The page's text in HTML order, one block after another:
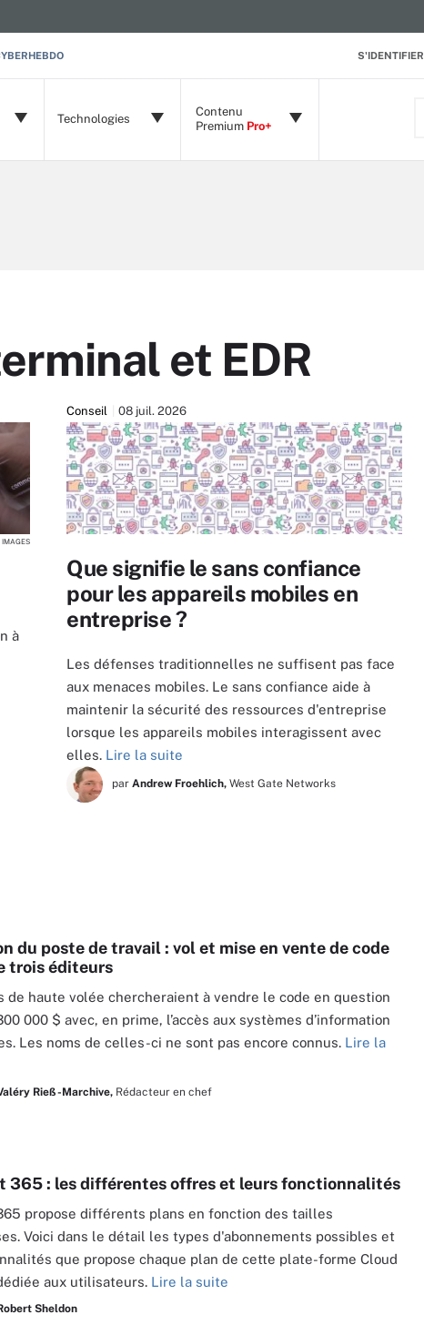
S'IDENTIFIER
Technologies
Contenu
Premium Pro+
et EDR
IMAGES
à
Conseil 08 juil. 2026
Que signifie le sans confiance
pour les appareils mobiles en
entreprise ?
Les défenses traditionnelles ne suffisent pas face
aux menaces mobiles. Le sans confiance aide à
maintenir la sécurité des ressources d'entreprise
lorsque les appareils mobiles interagissent avec
elles. Lire la suite
par Andrew Froehlich, West Gate Networks
du poste de travail : vol et mise en vente de code
trois éditeurs
de haute volée chercheraient à vendre le code en question
000 $ avec, en prime, l’accès aux systèmes d’information
Les noms de celles-ci ne sont pas encore connus. Lire la
Rieß-Marchive, Rédacteur en chef
365 : les différentes offres et leurs fonctionnalités
propose différents plans en fonction des tailles
Voici dans le détail les types d'abonnements possibles et
que propose chaque plan de cette plate-forme Cloud
aux utilisateurs. Lire la suite
Sheldon